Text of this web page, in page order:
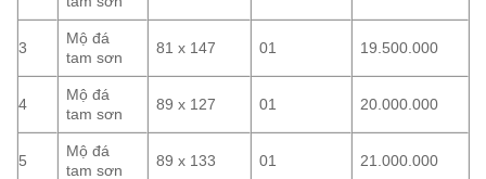
3
Mộ đá
tam sơn
81 x 147 01 19.500.000
4
Mộ đá
tam sơn
89 x 127 01 20.000.000
5
Mộ đá
tam sơn
89 x 133 01 21.000.000